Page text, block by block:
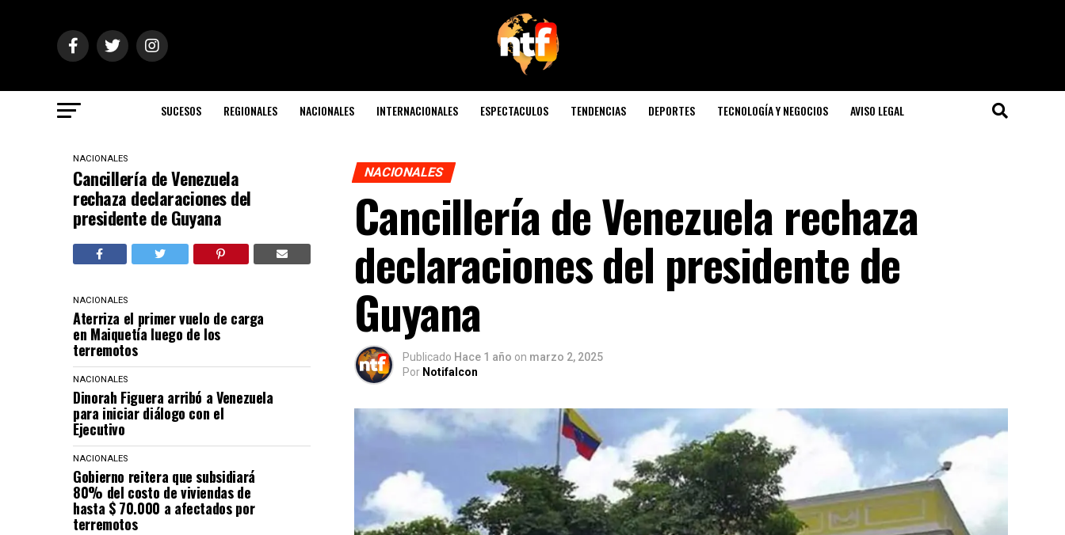
SUCESOS REGIONALES NACIONALES INTERNACIONALES ESPECTACULOS TENDENCIAS DEPORTES TECNOLOGÍA Y NEGOCIOS AVISO LEGAL
NACIONALES
Cancillería de Venezuela
rechaza declaraciones del
presidente de Guyana
NACIONALES
Aterriza el primer vuelo de carga
en Maiquetía luego de los
terremotos
NACIONALES
Dinorah Figuera arribó a Venezuela
para iniciar diálogo con el
Ejecutivo
NACIONALES
Gobierno reitera que subsidiará
80% del costo de viviendas de
hasta $ 70.000 a afectados por
terremotos
NACIONALES
Cancillería de Venezuela rechaza
declaraciones del presidente de
Guyana
Publicado Hace 1 año on marzo 2, 2025
Por Notifalcon